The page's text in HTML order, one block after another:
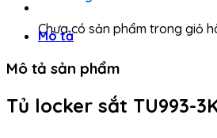
Chưa có sản phẩm trong giỏ
Mô tả
Mô tả sản phẩm
Tủ locker sắt TU993-